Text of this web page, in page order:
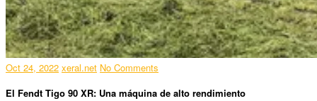
Oct 24, 2022 xeral.net No Comments
El Fendt Tigo 90 XR: Una máquina de alto rendimiento